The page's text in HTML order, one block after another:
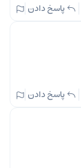
پاسخ دادن
پاسخ دادن